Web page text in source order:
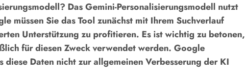
Das Gemini-Personalisierungsmodell nutzt
müssen Sie das Tool zunächst mit Ihrem Suchverlauf
Unterstützung zu profitieren. Es ist wichtig zu betonen,
für diesen Zweck verwendet werden. Google
Daten nicht zur allgemeinen Verbesserung der KI